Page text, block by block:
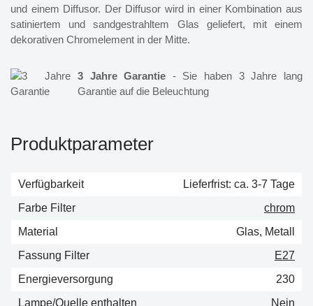
und einem Diffusor. Der Diffusor wird in einer Kombination aus
satiniertem und sandgestrahltem Glas geliefert, mit einem
dekorativen Chromelement in der Mitte.
3 Jahre Garantie - Sie haben 3 Jahre lang
Garantie auf die Beleuchtung
Produktparameter
Verfügbarkeit
Lieferfrist: ca. 3-7 Tage
Farbe Filter
chrom
Material
Glas, Metall
Fassung Filter
E27
Energieversorgung
230
Lampe/Quelle enthalten
Nein